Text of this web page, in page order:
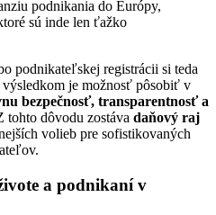
podnikania do Európy,
sú inde len ťažko
podnikateľskej registrácii si teda
je možnosť pôsobiť v
bezpečnosť, transparentnosť a
tohto dôvodu zostáva daňový raj
volieb pre sofistikovaných
a podnikaní v